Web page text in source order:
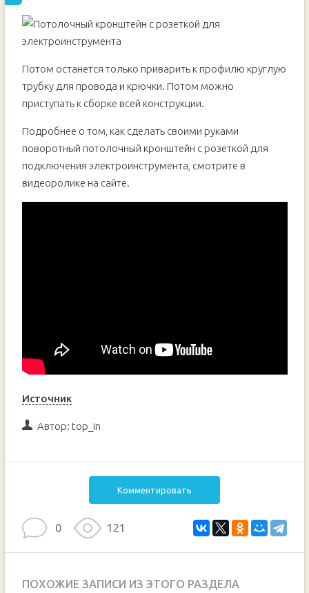
Потом останется только приварить к профилю круглую
трубку для провода и крючки. Потом можно
приступать к сборке всей конструкции.
Подробнее о том, как сделать своими руками
поворотный потолочный кронштейн с розеткой для
подключения электроинструмента, смотрите в
видеоролике на сайте.
Источник
Автор: top_in
Комментировать
0 121
ПОХОЖИЕ ЗАПИСИ ИЗ ЭТОГО РАЗДЕЛА